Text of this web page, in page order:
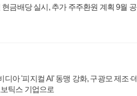
금배당 실시, 추가 주주환원 계획 9월 공
아 '피지컬 AI' 동맹 강화, 구광모 제조·데
틱스 기업으로